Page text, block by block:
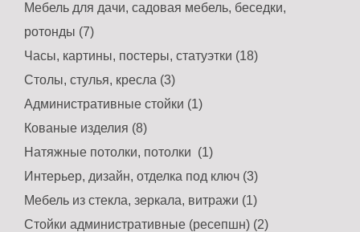
Мебель для дачи, садовая мебель, беседки,
ротонды (7)
Часы, картины, постеры, статуэтки (18)
Столы, стулья, кресла (3)
Административные стойки (1)
Кованые изделия (8)
Натяжные потолки, потолки (1)
Интерьер, дизайн, отделка под ключ (3)
Мебель из стекла, зеркала, витражи (1)
Стойки административные (ресепшн) (2)